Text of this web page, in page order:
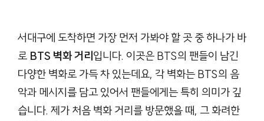
서대구에 도착하면 가장 먼저 가봐야 할 곳 중 하나가 바
로 BTS 벽화 거리입니다. 이곳은 BTS의 팬들이 남긴
다양한 벽화로 가득 차 있는데요, 각 벽화는 BTS의 음
악과 메시지를 담고 있어서 팬들에게는 특히 의미가 깊
습니다. 제가 처음 벽화 거리를 방문했을 때, 그 화려한